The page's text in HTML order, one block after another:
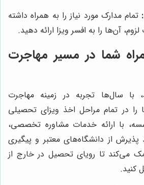
تمام مدارک مورد نیاز را به همراه داشته
آن‌ها را به افسر ویزا ارائه دهید.
شما در مسیر مهاجرت
، با سال‌ها تجربه در زمینه مهاجرت
را در تمام مراحل اخذ ویزای تحصیلی
با ارائه خدمات مشاوره تخصصی،
پذیرش از دانشگاه‌های معتبر و پیگیری
می‌کند تا رویای تحصیل در خارج از
کنید.